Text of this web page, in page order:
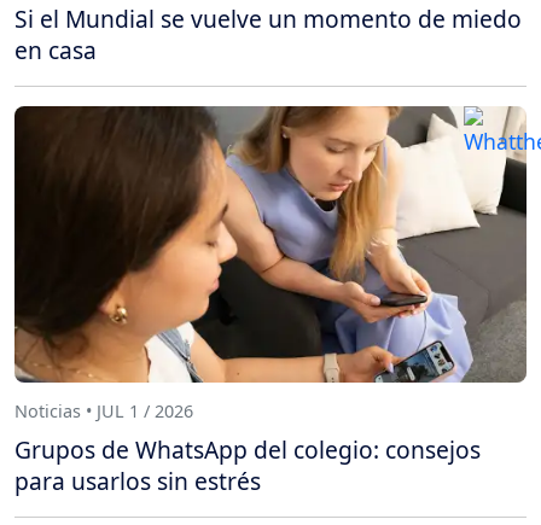
Si el Mundial se vuelve un momento de miedo
en casa
Noticias • JUL 1 / 2026
Grupos de WhatsApp del colegio: consejos
para usarlos sin estrés